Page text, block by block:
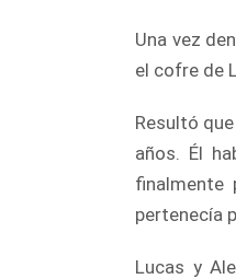
Una vez
el cofre de
Resultó
años. Él
finalmente
pertenecía
Lucas y